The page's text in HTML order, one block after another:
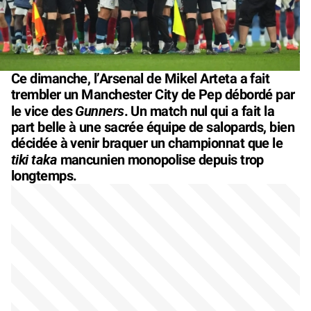
Ce dimanche, l’Arsenal de Mikel Arteta a fait
trembler un Manchester City de Pep débordé par
le vice desGunners. Un match nul qui a fait la
part belle à une sacrée équipe de salopards, bien
décidée à venir braquer un championnat que le
tiki taka mancunien monopolise depuis trop
longtemps.